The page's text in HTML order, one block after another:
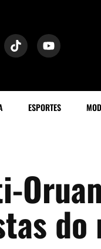
ESPORTES
do